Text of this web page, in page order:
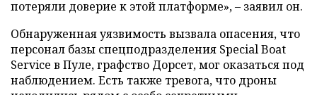
потеряли доверие к этой платформе», – заявил он.
Обнаруженная уязвимость вызвала опасения, что
персонал базы спецподразделения Special Boat
Service в Пуле, графство Дорсет, мог оказаться под
наблюдением. Есть также тревога, что дроны